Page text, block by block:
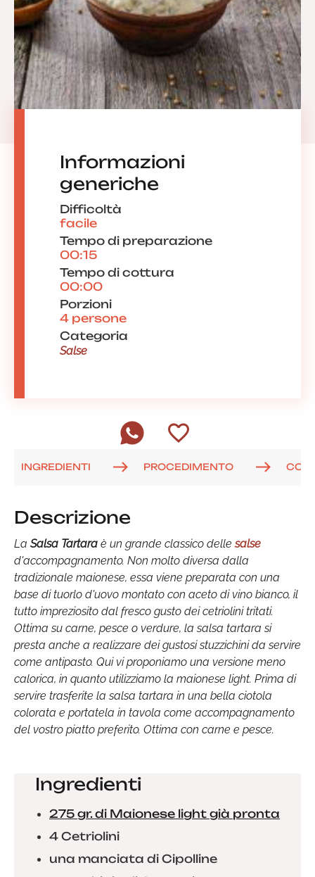
Informazioni
generiche
Difficoltà
facile
Tempo di preparazione
00:15
Tempo di cottura
00:00
Porzioni
4 persone
Categoria
Salse
INGREDIENTI PROCEDIMENTO
Descrizione
La Salsa Tartara è un grande classico dellesalse
d'accompagnamento. Non molto diversa dalla
tradizionale maionese, essa viene preparata con una
base di tuorlo d'uovo montato con aceto di vino bianco, il
tutto impreziosito dal fresco gusto dei cetriolini tritati.
Ottima su carne, pesce o verdure, la salsa tartara si
presta anche a realizzare dei gustosi stuzzichini da servire
come antipasto. Qui vi proponiamo una versione meno
calorica, in quanto utilizziamo la maionese light. Prima di
servire trasferite la salsa tartara in una bella ciotola
colorata e portatela in tavola come accompagnamento
del vostro piatto preferito. Ottima con carne e pesce.
Ingredienti
275 gr. di Maionese light già pronta
4 Cetriolini
una manciata di Cipolline